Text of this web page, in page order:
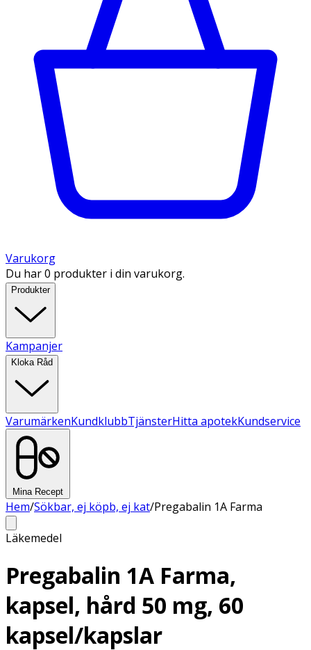
Varukorg
Du har 0 produkter i din varukorg.
Produkter
Kampanjer
Kloka Råd
VarumärkenKundklubbTjänsterHitta apotekKundservice
Mina Recept
Hem/Sökbar, ej köpb, ej kat/Pregabalin 1A Farma
Läkemedel
Pregabalin 1A Farma,
kapsel, hård 50 mg, 60
kapsel/kapslar